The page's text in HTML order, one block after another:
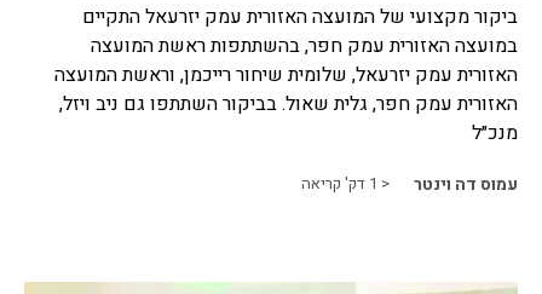
ביקור מקצועי של המועצה האזורית עמק יזרעאל התקיים
במועצה האזורית עמק חפר, בהשתתפות ראשת המועצה
האזורית עמק יזרעאל, שלומית שיחור רייכמן, וראשת המועצה
האזורית עמק חפר, גלית שאול. בביקור השתתפו גם ניב ויזל,
מנכ״ל
עמוס דה וינטר < 1 דק' קריאה